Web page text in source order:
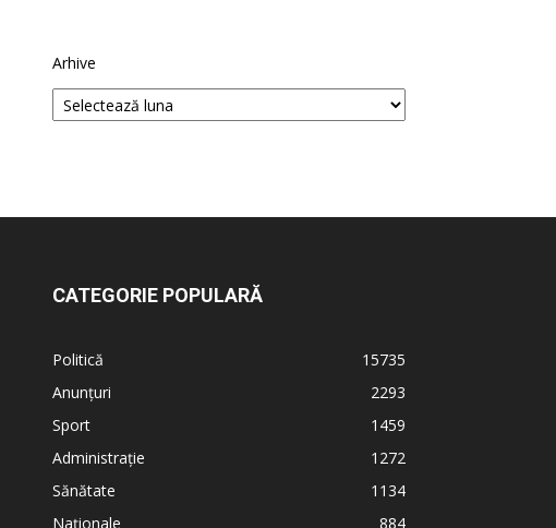
Arhive
CATEGORIE POPULARĂ
Politică
15735
Anunțuri
2293
Sport
1459
Administrație
1272
Sănătate
1134
Naționale
884